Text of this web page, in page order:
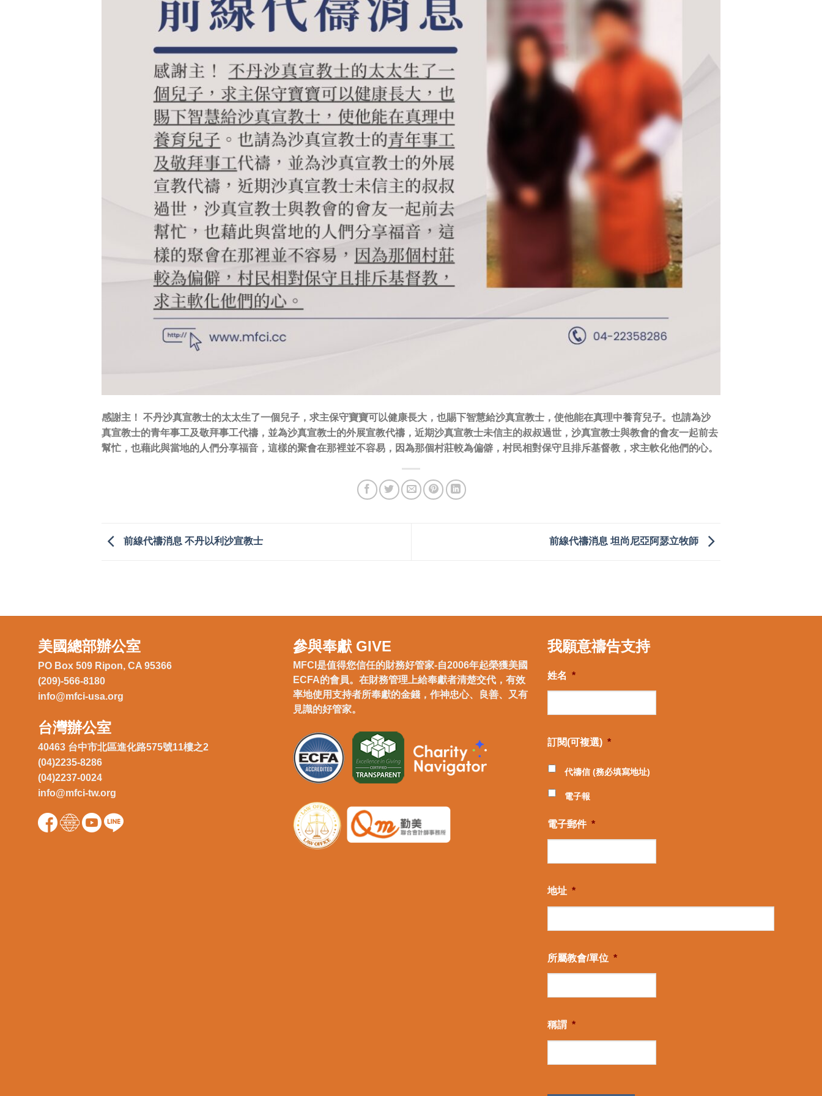
感謝主！ 不丹沙真宣教士的太太生了一個兒子，求主保守寶寶可以健康長大，也賜下智慧給沙真宣教士，使他能在真理中養育兒子。也請為沙
真宣教士的青年事工及敬拜事工代禱，並為沙真宣教士的外展宣教代禱，近期沙真宣教士未信主的叔叔過世，沙真宣教士與教會的會友一起前去
幫忙，也藉此與當地的人們分享福音，這樣的聚會在那裡並不容易，因為那個村莊較為偏僻，村民相對保守且排斥基督教，求主軟化他們的心。
前線代禱消息 不丹以利沙宣教士 前線代禱消息 坦尚尼亞阿瑟立牧師
美國總部辦公室
PO Box 509 Ripon, CA 95366
(209)-566-8180
info@mfci-usa.org
台灣辦公室
40463 台中市北區進化路575號11樓之2
(04)2235-8286
(04)2237-0024
info@mfci-tw.org
參與奉獻 GIVE
MFCI是值得您信任的財務好管家-自2006年起榮獲美國
ECFA的會員。在財務管理上給奉獻者清楚交代，有效
率地使用支持者所奉獻的金錢，作神忠心、良善、又有
見識的好管家。
我願意禱告支持
姓名 *
訂閱(可複選) *
代禱信 (務必填寫地址)
電子報
電子郵件 *
地址 *
所屬教會/單位 *
稱謂 *